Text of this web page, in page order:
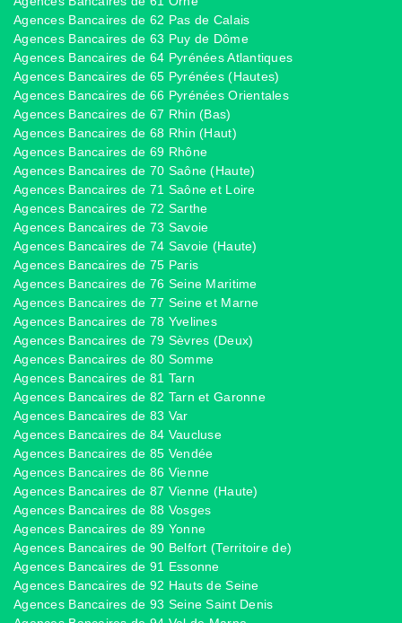
Agences Bancaires de 62 Pas de Calais
Agences Bancaires de 63 Puy de Dôme
Agences Bancaires de 64 Pyrénées Atlantiques
Agences Bancaires de 65 Pyrénées (Hautes)
Agences Bancaires de 66 Pyrénées Orientales
Agences Bancaires de 67 Rhin (Bas)
Agences Bancaires de 68 Rhin (Haut)
Agences Bancaires de 69 Rhône
Agences Bancaires de 70 Saône (Haute)
Agences Bancaires de 71 Saône et Loire
Agences Bancaires de 72 Sarthe
Agences Bancaires de 73 Savoie
Agences Bancaires de 74 Savoie (Haute)
Agences Bancaires de 75 Paris
Agences Bancaires de 76 Seine Maritime
Agences Bancaires de 77 Seine et Marne
Agences Bancaires de 78 Yvelines
Agences Bancaires de 79 Sèvres (Deux)
Agences Bancaires de 80 Somme
Agences Bancaires de 81 Tarn
Agences Bancaires de 82 Tarn et Garonne
Agences Bancaires de 83 Var
Agences Bancaires de 84 Vaucluse
Agences Bancaires de 85 Vendée
Agences Bancaires de 86 Vienne
Agences Bancaires de 87 Vienne (Haute)
Agences Bancaires de 88 Vosges
Agences Bancaires de 89 Yonne
Agences Bancaires de 90 Belfort (Territoire de)
Agences Bancaires de 91 Essonne
Agences Bancaires de 92 Hauts de Seine
Agences Bancaires de 93 Seine Saint Denis